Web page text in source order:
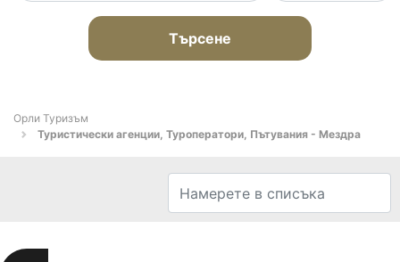
Търсене
Орли Туризъм
Туристически агенции, Туроператори, Пътувания - Мездра